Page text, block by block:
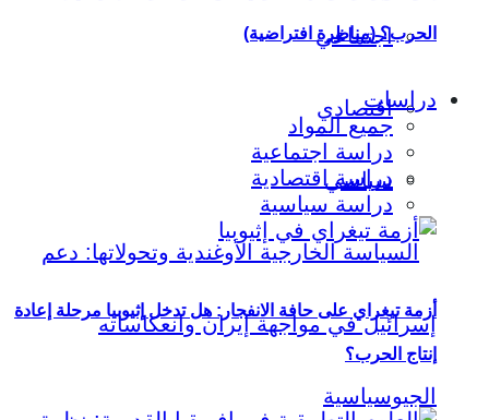
اجتماعي
اقتصادي
سياسي
الحرب؟ (مناظرة افتراضية)
دراسات
جميع المواد
دراسة اجتماعية
دراسة اقتصادية
دراسة سياسية
أزمة تيغراي على حافة الانفجار: هل تدخل إثيوبيا مرحلة إعادة
إنتاج الحرب؟